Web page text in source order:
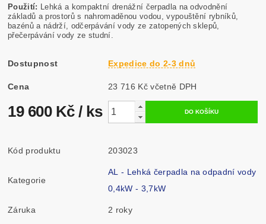
Použití:
Lehká a kompaktní drenážní čerpadla na odvodnění
základů a prostorů s nahromaděnou vodou, vypouštění rybníků,
bazénů a nádrží, odčerpávání vody ze zatopených sklepů,
přečerpávání vody ze studní.
Dostupnost Expedice do 2-3 dnů
Cena 23 716 Kč včetně DPH
19 600 Kč/ ks
Kód produktu 203023
Kategorie
AL - Lehká čerpadla na odpadní vody
0,4kW - 3,7kW
Záruka 2 roky